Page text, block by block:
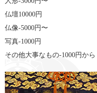
仏壇10000円
仏像-5000円〜
写真-1000円
その他大事なもの-1000円から